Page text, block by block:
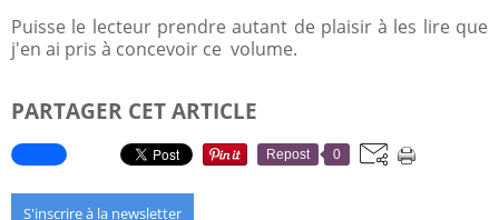
Puisse le lecteur prendre autant de plaisir à les lire que
j'en ai pris à concevoir ce volume.
PARTAGER CET ARTICLE
Repost 0
S'inscrire à la newsletter